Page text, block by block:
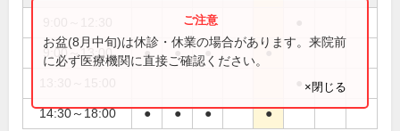
9:00～13:00 ● ● ● ●
14:30～18:00 ● ● ● ●
お盆(8月中旬)は休診・休業の場合があります。来院前
に必ず医療機関に直接ご確認ください。
×閉じる